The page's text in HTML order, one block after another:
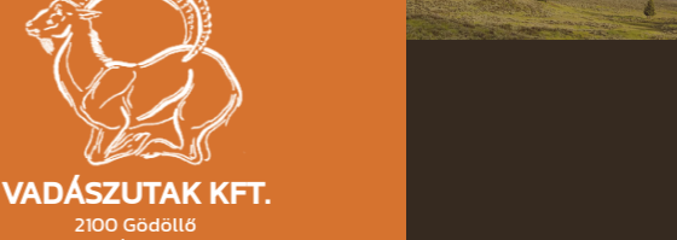
VADÁSZUTAK KFT.
2100 Gödöllő